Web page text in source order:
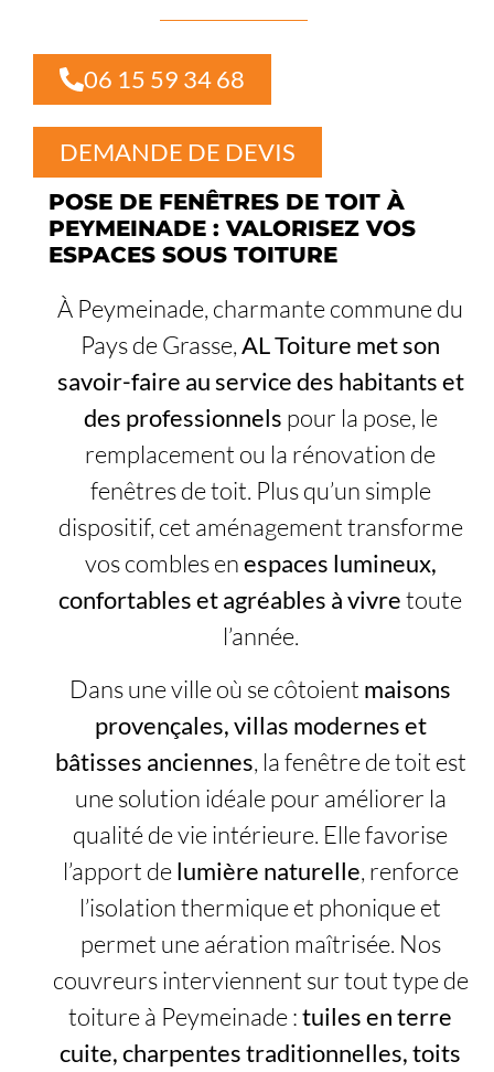
06 15 59 34 68
DEMANDE DE DEVIS
POSE DE FENÊTRES DE TOIT À
PEYMEINADE : VALORISEZ VOS
ESPACES SOUS TOITURE
À Peymeinade, charmante commune du
Pays de Grasse,AL Toiture met son
savoir-faire au service des habitants et
des professionnels pour la pose, le
remplacement ou la rénovation de
fenêtres de toit. Plus qu’un simple
dispositif, cet aménagement transforme
vos combles enespaces lumineux,
confortables et agréables à vivretoute
l’année.
Dans une ville où se côtoient maisons
provençales, villas modernes et
bâtisses anciennes, la fenêtre de toit est
une solution idéale pour améliorer la
qualité de vie intérieure. Elle favorise
l’apport delumière naturelle, renforce
l’isolation thermique et phonique et
permet une aération maîtrisée. Nos
couvreurs interviennent sur tout type de
toiture à Peymeinade :tuiles en terre
cuite, charpentes traditionnelles, toits